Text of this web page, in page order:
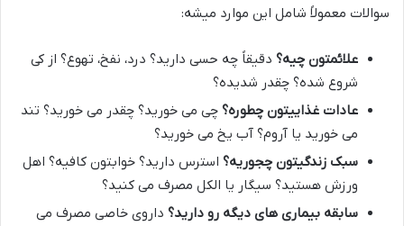
سوالات معمولاً شامل این موارد میشه:
علائمتون چیه؟ دقیقاً چه حسی دارید؟ درد، نفخ، تهوع؟ از کی
شروع شده؟ چقدر شدیده؟
عادات غذاییتون چطوره؟ چی می خورید؟ چقدر می خورید؟ تند
می خورید یا آروم؟ آب یخ می خورید؟
سبک زندگیتون چجوریه؟ استرس دارید؟ خوابتون کافیه؟ اهل
ورزش هستید؟ سیگار یا الکل مصرف می کنید؟
سابقه بیماری های دیگه رو دارید؟ داروی خاصی مصرف می